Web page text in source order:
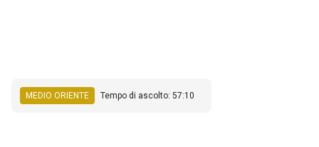
MEDIO ORIENTE Tempo di ascolto: 57:10